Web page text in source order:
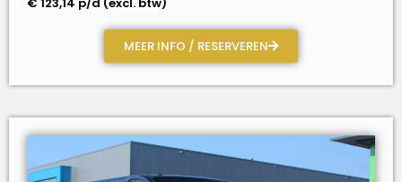
€ 123,14 p/d (excl. btw)
MEER INFO / RESERVEREN